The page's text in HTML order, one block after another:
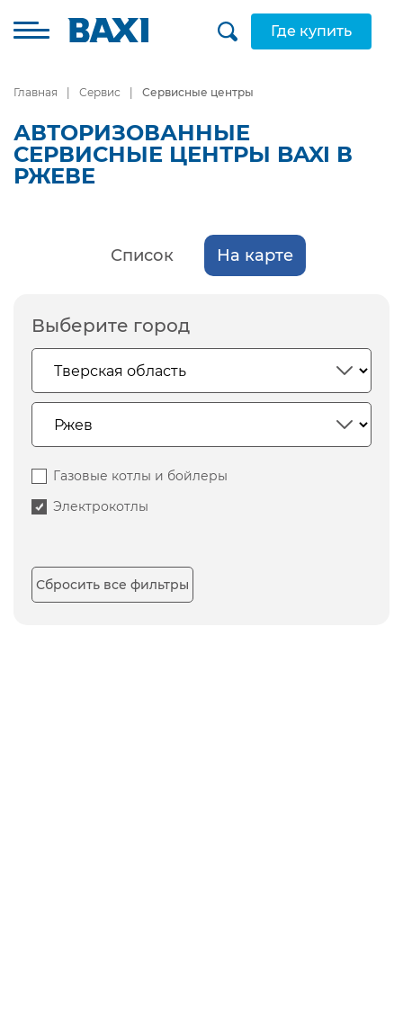
Где купить
Главная Сервис Сервисные центры
АВТОРИЗОВАННЫЕ
СЕРВИСНЫЕ ЦЕНТРЫ BAXI В
РЖЕВЕ
Список На карте
Выберите город
Газовые котлы и бойлеры
Электрокотлы
Сбросить все фильтры